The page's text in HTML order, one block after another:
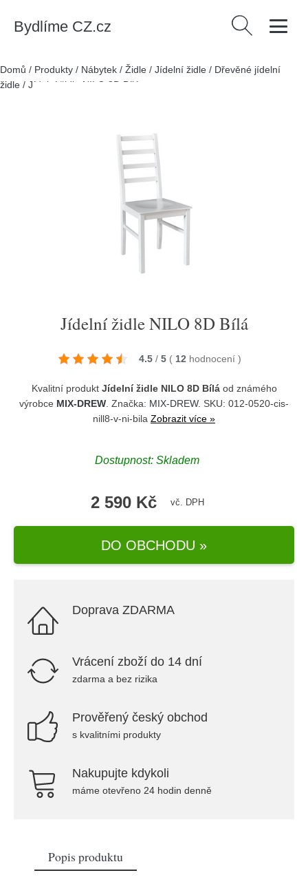
Bydlíme CZ.cz Vyhledávání
Domů / Produkty / Nábytek / Židle / Jídelní židle / Dřevěné jídelní
židle / Jídelní židle NILO 8D Bílá
Jídelní židle NILO 8D Bílá
4.5 / 5 ( 12 hodnocení )
Kvalitní produkt Jídelní židle NILO 8D Bíláod známého
výrobce MIX-DREW . Značka: MIX-DREW. SKU: 012-0520-cis-
nill8-v-ni-bila Zobrazit více »
Dostupnost: Skladem
2 590 Kč vč. DPH
DO OBCHODU »
Doprava ZDARMA
Vrácení zboží do 14 dní
zdarma a bez rizika
Prověřený český obchod
s kvalitními produkty
Nakupujte kdykoli
máme otevřeno 24 hodin denně
Popis produktu